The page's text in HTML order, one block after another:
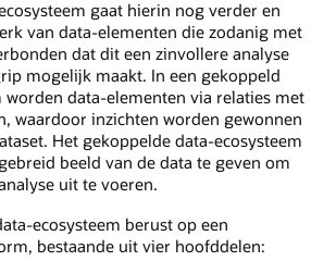
gaat hierin nog verder en
van data-elementen die zodanig met
dat dit een zinvollere analyse
mogelijk maakt. In een gekoppeld
worden data-elementen via relaties met
waardoor inzichten worden gewonnen
Het gekoppelde data-ecosysteem
beeld van de data te geven om
uit te voeren.
ecosysteem berust op een
bestaande uit vier hoofddelen: